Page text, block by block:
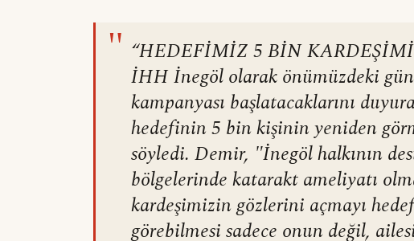
" “HEDEFİMİZ 5 BİN
İHH İnegöl olarak önümüzdeki
kampanyası başlatacaklarını
hedefinin 5 bin kişinin yeniden
söyledi. Demir, "İnegöl halkının
bölgelerinde katarakt ameliyatı
kardeşimizin gözlerini açmayı
görebilmesi sadece onun değil,